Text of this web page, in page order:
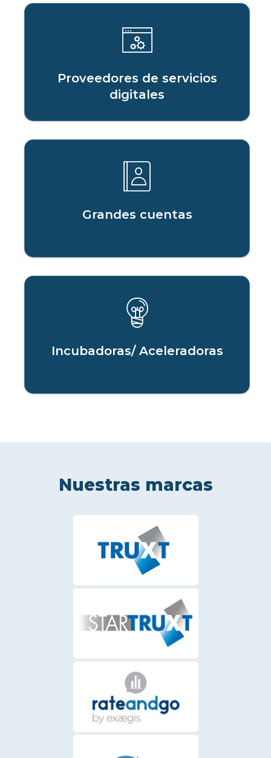
Proveedores de servicios
digitales
Grandes cuentas
Incubadoras/ Aceleradoras
Nuestras marcas